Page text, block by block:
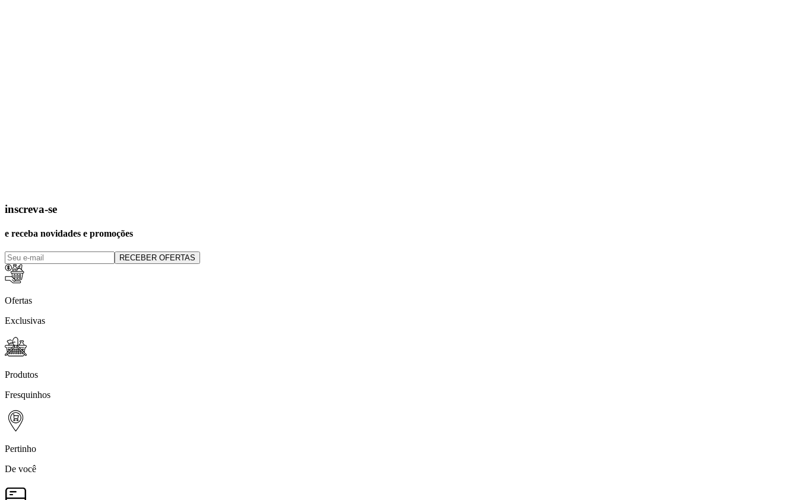
inscreva-se
e receba novidades e promoções
RECEBER OFERTAS
Ofertas
Exclusivas
Produtos
Fresquinhos
Pertinho
De você